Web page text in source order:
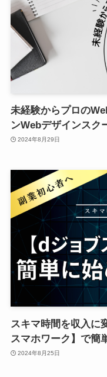
未経験からプロの
ンWebデザインスク
2024年8月29日
スキマ時間を収入に
スマホワーク】で簡
2024年8月25日